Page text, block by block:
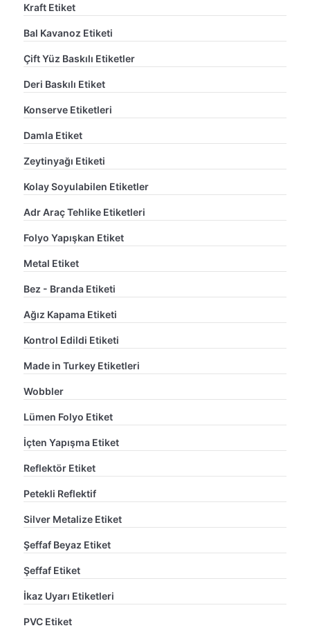
Kraft Etiket
Bal Kavanoz Etiketi
Çift Yüz Baskılı Etiketler
Deri Baskılı Etiket
Konserve Etiketleri
Damla Etiket
Zeytinyağı Etiketi
Kolay Soyulabilen Etiketler
Adr Araç Tehlike Etiketleri
Folyo Yapışkan Etiket
Metal Etiket
Bez - Branda Etiketi
Ağız Kapama Etiketi
Kontrol Edildi Etiketi
Made in Turkey Etiketleri
Wobbler
Lümen Folyo Etiket
İçten Yapışma Etiket
Reflektör Etiket
Petekli Reflektif
Silver Metalize Etiket
Şeffaf Beyaz Etiket
Şeffaf Etiket
İkaz Uyarı Etiketleri
PVC Etiket